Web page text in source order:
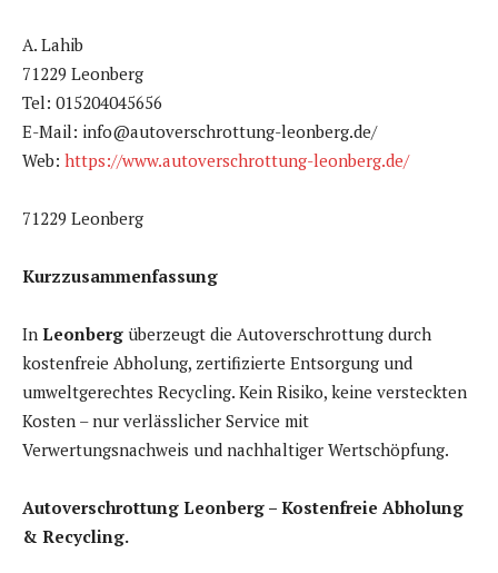
A. Lahib
71229 Leonberg
Tel: 015204045656
E-Mail: info@autoverschrottung-leonberg.de/
Web: https://www.autoverschrottung-leonberg.de/
71229 Leonberg
Kurzzusammenfassung
In Leonberg überzeugt die Autoverschrottung durch
kostenfreie Abholung, zertifizierte Entsorgung und
umweltgerechtes Recycling. Kein Risiko, keine versteckten
Kosten – nur verlässlicher Service mit
Verwertungsnachweis und nachhaltiger Wertschöpfung.
Autoverschrottung Leonberg – Kostenfreie Abholung
& Recycling.